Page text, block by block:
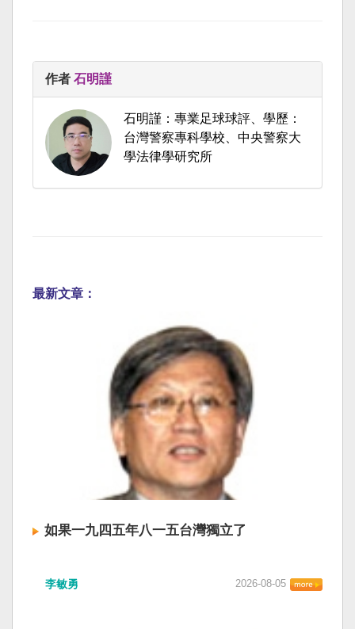
作者 石明謹
石明謹：專業足球球評、學歷：
台灣警察專科學校、中央警察大
學法律學研究所
最新文章：
如果一九四五年八一五台灣獨立了
李敏勇 2026-08-05